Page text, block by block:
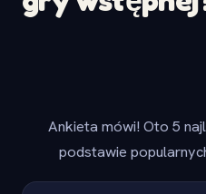
Ankieta mówi! Oto 5
podstawie